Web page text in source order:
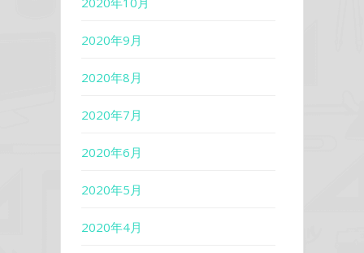
2020年9月
2020年8月
2020年7月
2020年6月
2020年5月
2020年4月